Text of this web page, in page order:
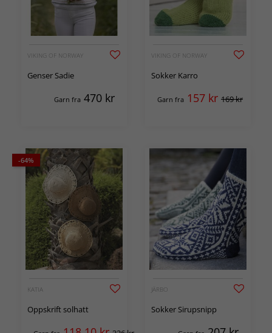
VIKING OF NORWAY
Genser Sadie
Garn fra 470 kr
VIKING OF NORWAY
Sokker Karro
Garn fra 157 kr 169 kr
-64%
KATIA
Oppskrift solhatt
JÄRBO
Sokker Sirupsnipp